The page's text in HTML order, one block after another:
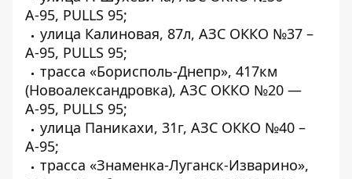
А-95, PULLS 95;
улица Калиновая, 87л, АЗС ОККО №37 –
А-95, PULLS 95;
трасса «Борисполь-Днепр», 417км
(Новоалександровка), АЗС ОККО №20 —
А-95, PULLS 95;
улица Паникахи, 31г, АЗС ОККО №40 –
А-95;
трасса «Знаменка-Луганск-Изварино»,